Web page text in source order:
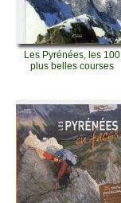
Les Pyrénées, les 100
plus belles courses